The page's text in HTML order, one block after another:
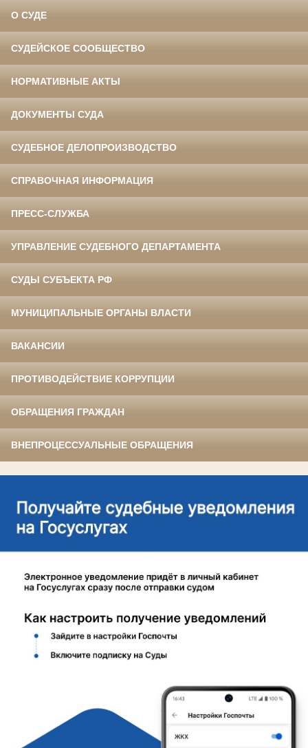
О СУДЕ
СУДЕЙСКОЕ СООБЩЕСТВО
НОРМАТИВНЫЕ АКТЫ
ДОКУМЕНТЫ СУДА
СУДЕБНОЕ ДЕЛОПРОИЗВОДСТВО
СПРАВОЧНАЯ ИНФОРМАЦИЯ
ПРЕСС-СЛУЖБА
УПРАВЛЕНИЕ СУДЕБНОГО ДЕПАРТАМЕНТА
СУДЫ СУБЪЕКТА РФ
МУНИЦИПАЛЬНЫЕ ОРГАНЫ ВЛАСТИ
ВАКАНСИИ
ПРОТИВОДЕЙСТВИЕ КОРРУПЦИИ
ОБРАЩЕНИЯ ГРАЖДАН
ВНЕПРОЦЕССУАЛЬНЫЕ ОБРАЩЕНИЯ